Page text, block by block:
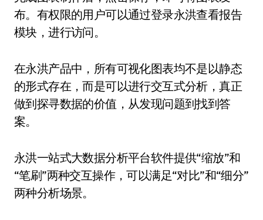
布。有权限的用户可以通过登录永洪查看报告
模块，进行访问。
在永洪产品中，所有可视化图表均不是以静态
的形式存在，而是可以进行交互式分析，真正
做到探寻数据的价值，从发现问题到找到答
案。
永洪一站式大数据分析平台软件提供“缩放”和
“笔刷”两种交互操作，可以满足“对比”和“细分”
两种分析场景。